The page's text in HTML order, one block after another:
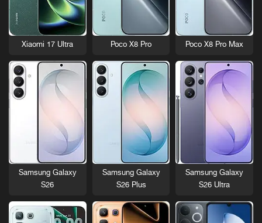
Poco X8 Pro Max
Poco X8 Pro
Xiaomi 17 Ultra
Samsung Galaxy
S26 Ultra
Samsung Galaxy
S26 Plus
Samsung Galaxy
S26